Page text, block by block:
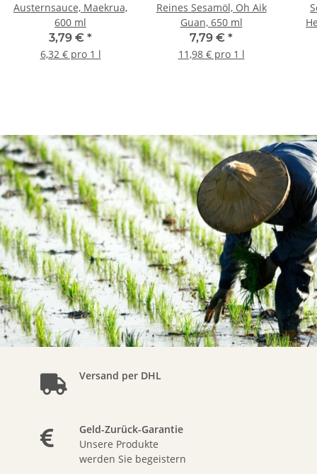
Austernsauce, Maekrua,
600 ml
3,79 € *
6,32 € pro 1 l
Reines Sesamöl, Oh Aik
Guan, 650 ml
7,79 € *
11,98 € pro 1 l
Versand per DHL
Geld-Zurück-Garantie
Unsere Produkte
werden Sie begeistern